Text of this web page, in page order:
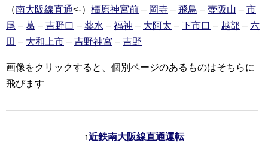
（南大阪線直通<-） 橿原神宮前 – 岡寺 – 飛鳥 – 壺阪山 – 市
尾 – 葛 – 吉野口 – 薬水 – 福神 – 大阿太 – 下市口 – 越部 – 六
田 – 大和上市 – 吉野神宮 – 吉野
画像をクリックすると、個別ページのあるものはそちらに
飛びます
↑近鉄南大阪線直通運転